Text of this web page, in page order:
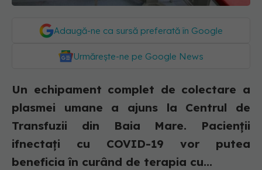
Adaugă-ne ca sursă preferată în Google
Urmărește-ne pe Google News
Un echipament complet de colectare a
plasmei umane a ajuns la Centrul de
Transfuzii din Baia Mare. Pacienții
ifnectați cu COVID-19 vor putea
beneficia în curând de terapia cu...